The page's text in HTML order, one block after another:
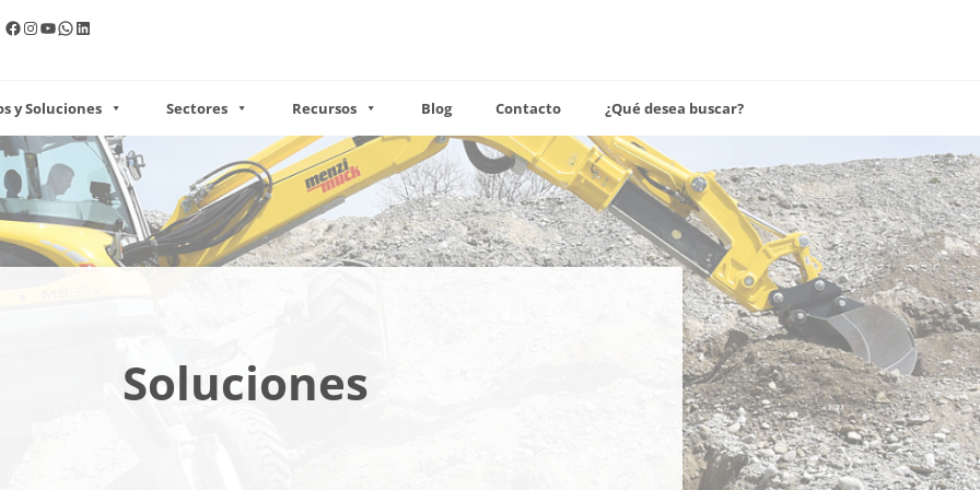
Facebook
Instagram
YouTube
WhatsApp
LinkedIn
y Soluciones Sectores Recursos Blog Contacto ¿Qué desea buscar?
Soluciones